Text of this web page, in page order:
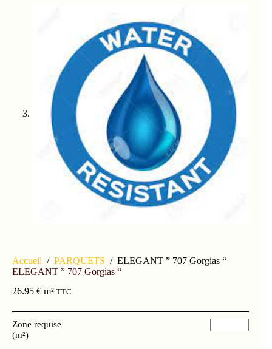
Accueil / PARQUETS / ELEGANT ” 707 Gorgias “
ELEGANT ” 707 Gorgias “
26.95 € m² TTC
Zone requise
(m²)